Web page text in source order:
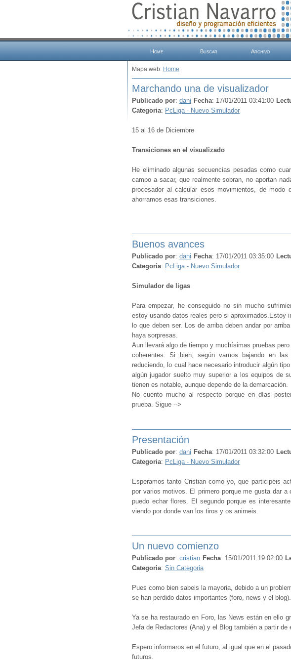
Home Buscar Archivo
Mapa web: Home
Marchando una de visualizador
Publicado por: dani Fecha: 17/01/2011 03:41:00
Categoria: PcLiga - Nuevo Simulador
15 al 16 de Diciembre
Transiciones en el visualizado
He eliminado algunas secuencias pesadas como
campo a sacar, que realmente sobran, no aportan
procesador al calcular esos movimientos, de modo
ahorramos esas transiciones.
Buenos avances
Publicado por: dani Fecha: 17/01/2011 03:35:00
Categoria: PcLiga - Nuevo Simulador
Simulador de ligas
Para empezar, he conseguido no sin mucho
estoy usando datos reales pero si aproximados.Estoy
lo que deben ser. Los de arriba deben andar por
haya sorpresas.
Aun llevará algo de tiempo y muchísimas pruebas
coherentes. Si bien, según vamos bajando en
reduciendo, lo cual hace necesario introducir algún
algún jugador suelto muy superior a los equipos de
tienen es notable, aunque depende de la demarcación.
No cuento mucho al respecto porque en días
prueba. Sigue -->
Presentación
Publicado por: dani Fecha: 17/01/2011 03:32:00
Categoria: PcLiga - Nuevo Simulador
Esperamos tanto Cristian como yo, que participeis
por varios motivos. El primero porque me gusta dar
puedo echar flores. El segundo porque es
viendo por donde van los tiros y os animeis.
Un nuevo comienzo
Publicado por: cristian Fecha: 15/01/2011 19:02:00
Categoria: Sin Categoria
Pues como bien sabeis la mayoria, debido a un
se han perdido datos importantes (foro, news y el blog).
Ya se ha restaurado en Foro, las News están en ello
Jefa de Redactores (Ana) y el Blog también a partir de
Espero informaros en el futuro, al igual que en el
futuros.